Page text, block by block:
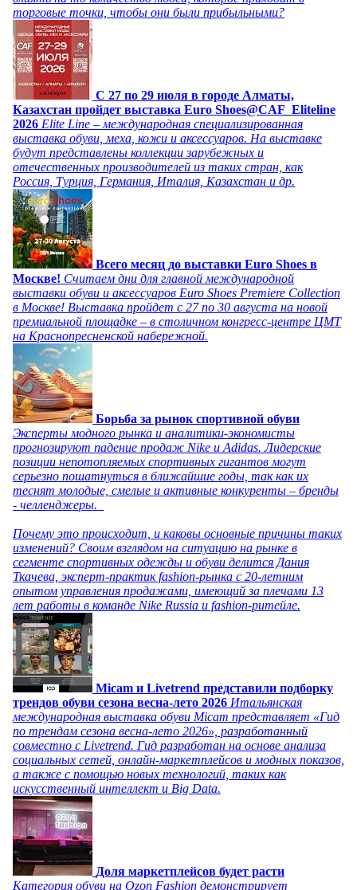
торговые точки, чтобы они были прибыльными?
C 27 по 29 июля в городе Алматы,
Казахстан пройдет выставка Euro Shoes@CAF_Eliteline
2026 Elite Line – международная специализированная
выставка обуви, меха, кожи и аксессуаров. На выставке
будут представлены коллекции зарубежных и
отечественных производителей из таких стран, как
Россия, Турция, Германия, Италия, Казахстан и др.
Всего месяц до выставки Euro Shoes в
Москве! Считаем дни для главной международной
выставки обуви и аксессуаров Euro Shoes Premiere Collection
в Москве! Выставка пройдет с 27 по 30 августа на новой
премиальной площадке – в столичном конгресс-центре ЦМТ
на Краснопресненской набережной.
Борьба за рынок спортивной обуви
Эксперты модного рынка и аналитики-экономисты
прогнозируют падение продаж Nike и Adidas. Лидерские
позиции непотопляемых спортивных гигантов могут
серьезно пошатнуться в ближайшие годы, так как их
теснят молодые, смелые и активные конкуренты – бренды
- челленджеры.
Почему это происходит, и каковы основные причины таких
изменений? Своим взглядом на ситуацию на рынке в
сегменте спортивных одежды и обуви делится Дания
Ткачева, эксперт-практик fashion-рынка с 20-летним
опытом управления продажами, имеющий за плечами 13
лет работы в команде Nike Russia и fashion-ритейле.
Micam и Livetrend представили подборку
трендов обуви сезона весна-лето 2026 Итальянская
международная выставка обуви Micam представляет «Гид
по трендам сезона весна-лето 2026», разработанный
совместно с Livetrend. Гид разработан на основе анализа
социальных сетей, онлайн-маркетплейсов и модных показов,
а также с помощью новых технологий, таких как
искусственный интеллект и Big Data.
Доля маркетплейсов будет расти
Категория обуви на Ozon Fashion демонстрирует